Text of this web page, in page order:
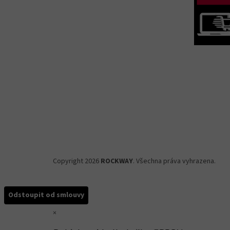
Copyright 2026 ROCKWAY. Všechna práva vyhrazena.
Odstoupit od smlouvy
×